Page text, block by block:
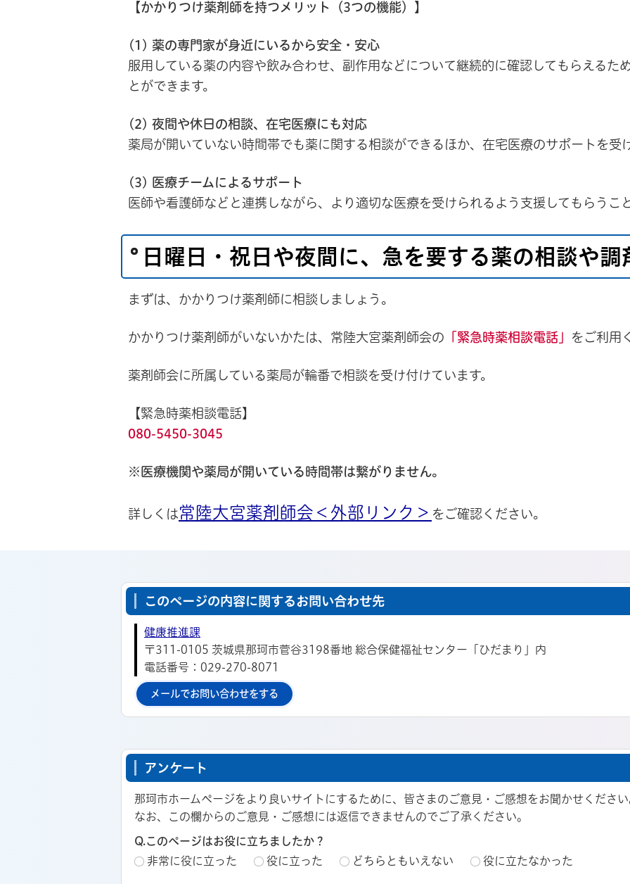
【かかりつけ薬剤師を持つメリット（3つの機能）】
(1) 薬の専門家が身近にいるから安全・安心
服用している薬の内容や飲み合わせ、副作用などについて継続的に確認してもらえるた
とができます。
(2) 夜間や休日の相談、在宅医療にも対応
薬局が開いていない時間帯でも薬に関する相談ができるほか、在宅医療のサポートを受
(3) 医療チームによるサポート
医師や看護師などと連携しながら、より適切な医療を受けられるよう支援してもらうこ
日曜日・祝日や夜間に、急を要する薬の相談や
まずは、かかりつけ薬剤師に相談しましょう。
かかりつけ薬剤師がいないかたは、常陸大宮薬剤師会の 「緊急時薬相談電話」 をご利用
薬剤師会に所属している薬局が輪番で相談を受け付けています。
【緊急時薬相談電話】
080-5450-3045
※医療機関や薬局が開いている時間帯は繋がりません。
詳しくは常陸大宮薬剤師会＜外部リンク＞ をご確認ください。
このページの内容に関するお問い合わせ先
健康推進課
〒311-0105 茨城県那珂市菅谷3198番地 総合保健福祉センター「ひだまり」内
電話番号：029-270-8071
メールでお問い合わせをする
アンケート
那珂市ホームページをより良いサイトにするために、皆さまのご意見・ご感想をお聞かせくださ
なお、この欄からのご意見・ご感想には返信できませんのでご了承ください。
Q.このページはお役に立ちましたか？
非常に役に立った
役に立った どちらともいえない 役に立たなかった